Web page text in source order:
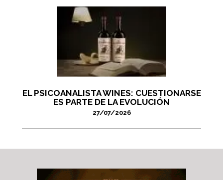
EL PSICOANALISTA WINES: CUESTIONARSE
ES PARTE DE LA EVOLUCIÓN
27/07/2026